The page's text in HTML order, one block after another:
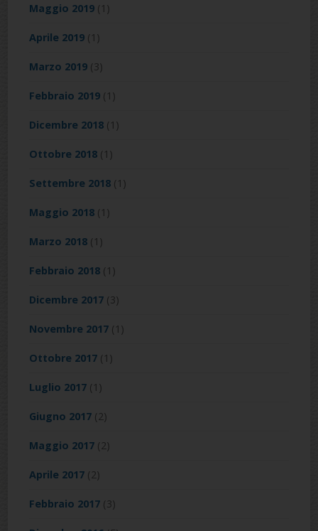
Maggio 2019 (1)
Aprile 2019 (1)
Marzo 2019 (3)
Febbraio 2019 (1)
Dicembre 2018 (1)
Ottobre 2018 (1)
Settembre 2018 (1)
Maggio 2018 (1)
Marzo 2018 (1)
Febbraio 2018 (1)
Dicembre 2017 (3)
Novembre 2017 (1)
Ottobre 2017 (1)
Luglio 2017 (1)
Giugno 2017 (2)
Maggio 2017 (2)
Aprile 2017 (2)
Febbraio 2017 (3)